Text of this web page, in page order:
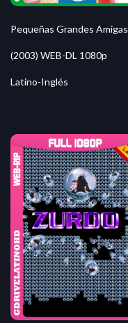
Pequeñas Grandes Amigas
(2003) WEB-DL 1080p
Latino-Inglés